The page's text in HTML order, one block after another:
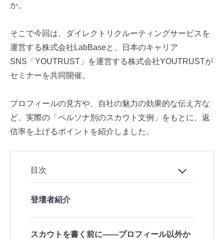
か。
そこで今回は、ダイレクトリクルーティングサービスを
運営する株式会社LabBaseと、日本のキャリア
SNS「YOUTRUST」を運営する株式会社YOUTRUSTが
セミナーを共同開催。
プロフィールの見方や、自社の魅力の効果的な伝え方な
ど、実際の「ペルソナ別のスカウト文例」をもとに、返
信率を上げるポイントを紹介しました。
目次
登壇者紹介
スカウトを書く前に――プロフィール以外か